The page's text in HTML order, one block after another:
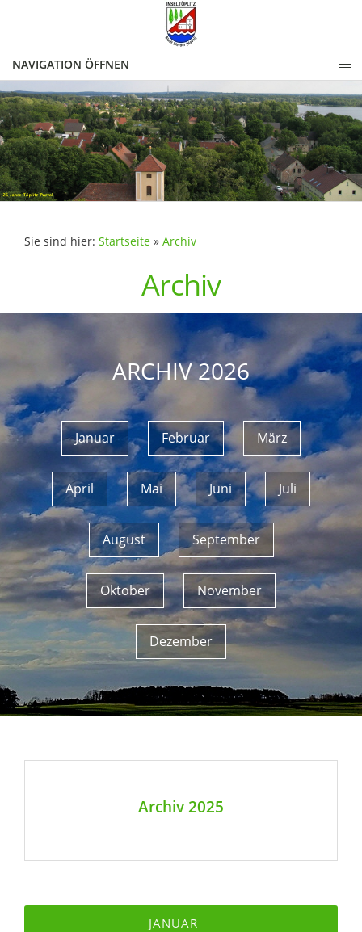
NAVIGATION ÖFFNEN
Sie sind hier: Startseite » Archiv
Archiv
ARCHIV 2026
Januar Februar März
April Mai Juni Juli
August September
Oktober November
Dezember
Archiv 2025
JANUAR